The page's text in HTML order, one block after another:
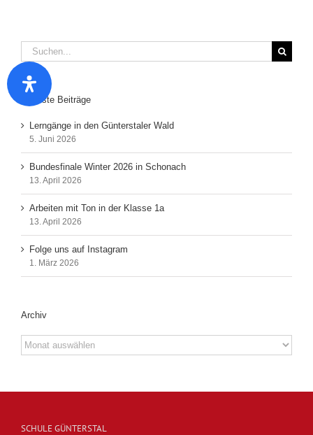
Suche
nach:
Neueste Beiträge
Lerngänge in den Günterstaler Wald
5. Juni 2026
Bundesfinale Winter 2026 in Schonach
13. April 2026
Arbeiten mit Ton in der Klasse 1a
13. April 2026
Folge uns auf Instagram
1. März 2026
Archiv
Archiv
SCHULE GÜNTERSTAL